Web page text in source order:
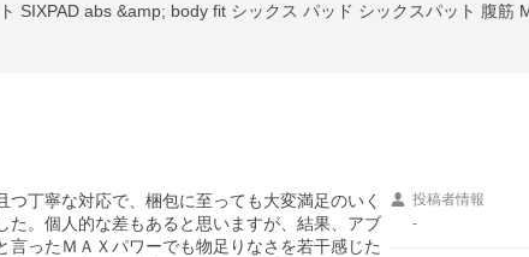
SIXPAD abs &amp; body fit シックス パッド シックスパット 腹筋
丁寧な対応で、梱包に至っても大変満足のいく
た。個人的な差もあると思いますが、結果、アブ
ったＭＡＸパワーでも物足りなさを若干感じた
投稿者情報
-